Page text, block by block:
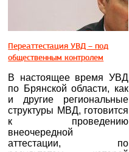
Переаттестация УВД – под
общественным контролем
В настоящее время УВД
по Брянской области, как
и другие региональные
структуры МВД, готовится
к проведению
внеочередной
аттестации, по